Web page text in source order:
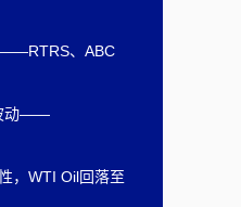
——RTRS、ABC
动——
，WTI Oil回落至